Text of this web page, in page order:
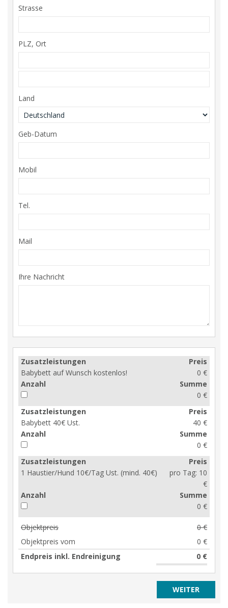
Strasse
PLZ, Ort
Land
Geb-Datum
Mobil
Tel.
Mail
Ihre Nachricht
Zusatzleistungen
Babybett auf Wunsch kostenlos!
Preis
0 €
Anzahl
Summe
0 €
Zusatzleistungen
Babybett 40€ Ust.
Preis
40 €
Anzahl
Summe
0 €
Zusatzleistungen
1 Haustier/Hund 10€/Tag Ust. (mind. 40€)
Preis
pro Tag: 10
€
Anzahl
Summe
0 €
Objektpreis
0 €
Objektpreis vom
0 €
Endpreis inkl. Endreinigung
0 €